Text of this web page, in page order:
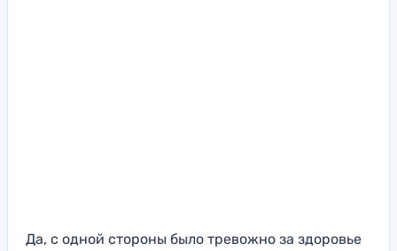
Да, с одной стороны было тревожно за здоровье